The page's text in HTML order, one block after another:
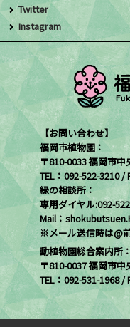
Twitter
Instagram
【お問い合わせ】
福岡市植物園：
〒810-0033 福岡市
TEL：092-522-3210 /
緑の相談所：
専用ダイヤル:092-
Mail：
※メール送信時は@
動植物園総合案内所：
〒810-0037 福岡市
TEL：092-531-1968 /